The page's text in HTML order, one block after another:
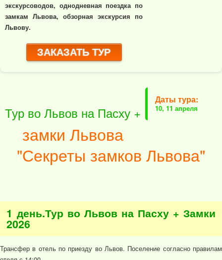
экскурсоводов, однодневная поездка по
замкам Львова, обзорная экскурсия по
Львову.
ЗАКАЗАТЬ ТУР
Даты тура:
10, 11 апреля
Тур во Львов на Пасху +
замки Львова
"Секреты замков Львова"
1 день.Тур во Львов на Пасху + Замки
2026
Трансфер в отель по приезду во Львов. Поселение согласно правилам